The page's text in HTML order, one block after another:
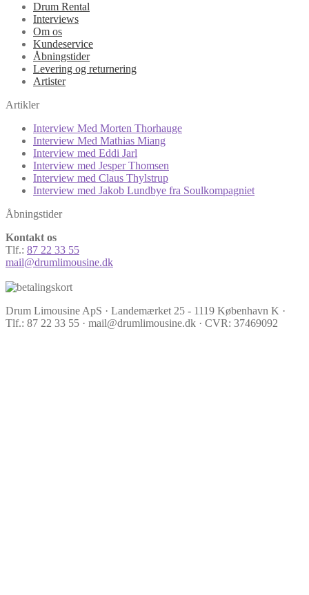
Drum Rental
Interviews
Om os
Kundeservice
Åbningstider
Levering og returnering
Artister
Artikler
Interview Med Morten Thorhauge
Interview Med Mathias Miang
Interview med Eddi Jarl
Interview med Jesper Thomsen
Interview med Claus Thylstrup
Interview med Jakob Lundbye fra Soulkompagniet
Åbningstider
Kontakt os
Tlf.: 87 22 33 55
mail@drumlimousine.dk
Drum Limousine ApS · Landemærket 25 - 1119 København K ·
Tlf.: 87 22 33 55 · mail@drumlimousine.dk · CVR: 37469092